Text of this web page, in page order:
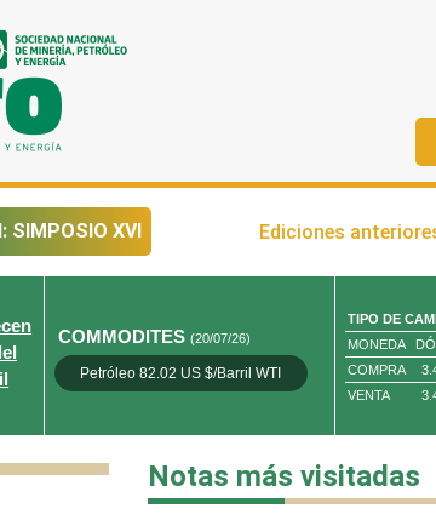
SIMPOSIO XVI Ediciones
COMMODITES(20/07/26)
Petróleo 82.02 US $/Barril WTI Oro 4,010.80
TIPO DE
MONEDA
COMPRA
VENTA
Notas más visitadas